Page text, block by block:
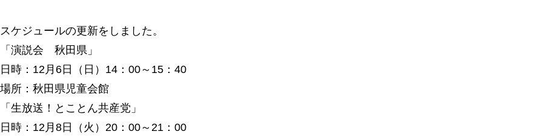
スケジュールの更新をしました。
「演説会 秋田県」
日時：12月6日（日）14：00～15：40
場所：秋田県児童会館
「生放送！とことん共産党」
日時：12月8日（火）20：00～21：00